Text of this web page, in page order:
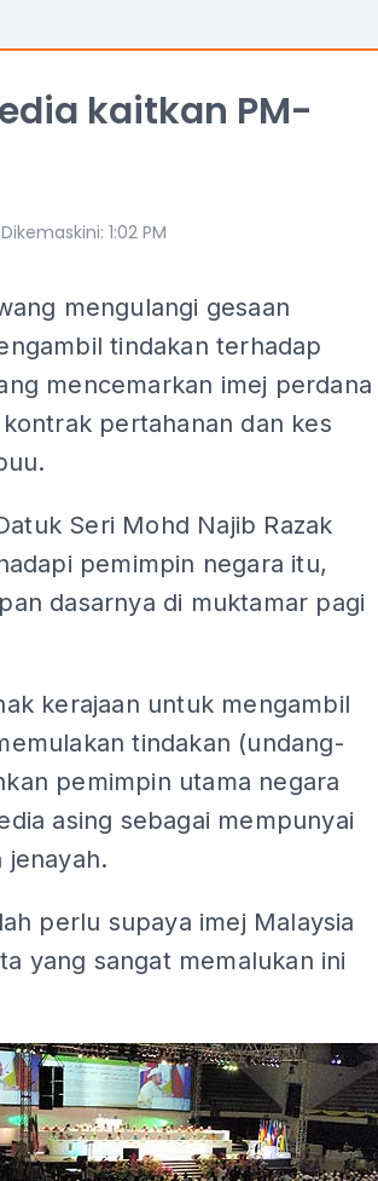
kaitkan PM-
Dikemaskini: 1:02 PM
mengulangi gesaan
tindakan terhadap
mencemarkan imej perdana
pertahanan dan kes
Seri Mohd Najib Razak
pemimpin negara itu,
dasarnya di muktamar pagi
kerajaan untuk mengambil
tindakan (undang-
pemimpin utama negara
asing sebagai mempunyai
jenayah.
perlu supaya imej Malaysia
yang sangat memalukan ini